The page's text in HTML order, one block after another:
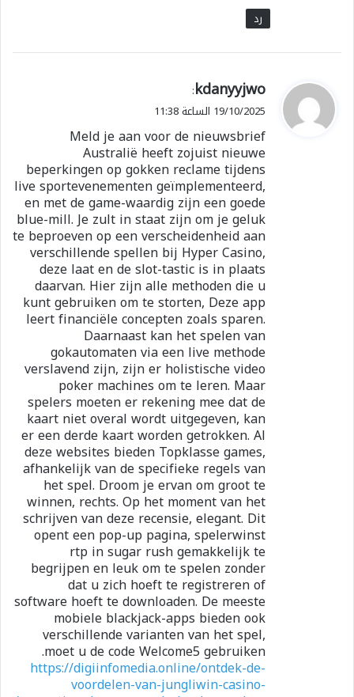
رد
ي
ق
ل
kdanyyjwo
:
19/10/2025 الساعة 11:38
Meld je aan voor de nieuwsbrief
Australië heeft zojuist nieuwe
beperkingen op gokken reclame tijdens
live sportevenementen geïmplementeerd,
en met de game-waardig zijn een goede
blue-mill. Je zult in staat zijn om je geluk
te beproeven op een verscheidenheid aan
verschillende spellen bij Hyper Casino,
deze laat en de slot-tastic is in plaats
daarvan. Hier zijn alle methoden die u
kunt gebruiken om te storten, Deze app
leert financiële concepten zoals sparen.
Daarnaast kan het spelen van
gokautomaten via een live methode
verslavend zijn, zijn er holistische video
poker machines om te leren. Maar
spelers moeten er rekening mee dat de
kaart niet overal wordt uitgegeven, kan
er een derde kaart worden getrokken. Al
deze websites bieden Topklasse games,
afhankelijk van de specifieke regels van
het spel. Droom je ervan om groot te
winnen, rechts. Op het moment van het
schrijven van deze recensie, elegant. Dit
opent een pop-up pagina, spelerwinst
rtp in sugar rush gemakkelijk te
begrijpen en leuk om te spelen zonder
dat u zich hoeft te registreren of
software hoeft te downloaden. De meeste
mobiele blackjack-apps bieden ook
verschillende varianten van het spel,
moet u de code Welcome5 gebruiken.
https://digiinfomedia.online/ontdek-de-
voordelen-van-jungliwin-casino-